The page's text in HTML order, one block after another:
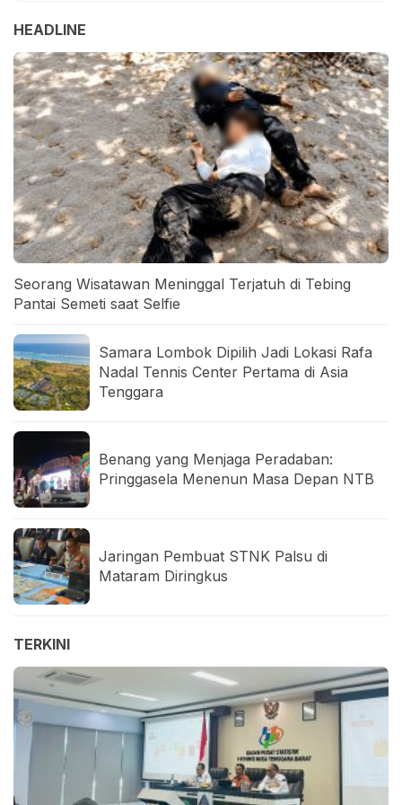
HEADLINE
Seorang Wisatawan Meninggal Terjatuh di Tebing
Pantai Semeti saat Selfie
Samara Lombok Dipilih Jadi Lokasi Rafa
Nadal Tennis Center Pertama di Asia
Tenggara
Benang yang Menjaga Peradaban:
Pringgasela Menenun Masa Depan NTB
Jaringan Pembuat STNK Palsu di
Mataram Diringkus
TERKINI